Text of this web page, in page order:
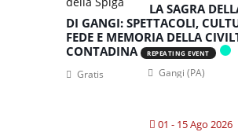
LA SAGRA
DI GANGI: SPETTACOLI,
FEDE E MEMORIA DELLA
CONTADINA
REPEATING EVENT
Gangi (PA)
Gratis
01 - 15 Ago 2026